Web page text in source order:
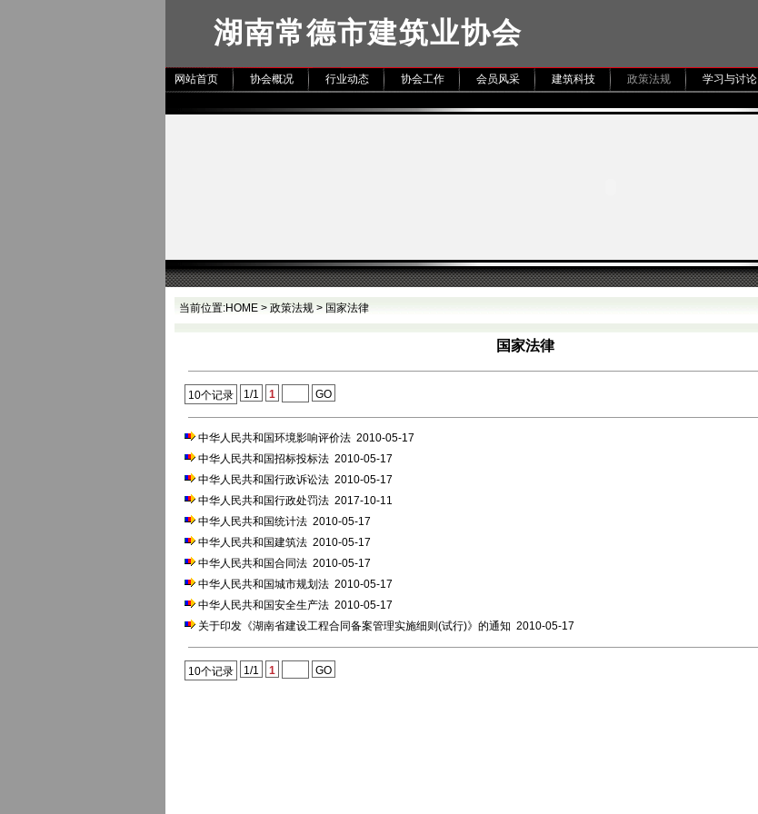
湖南常德市建筑业协会
网站首页 协会概况 行业动态 协会工作 会员风采 建筑科技 政策法规 学习与讨论
当前位置:HOME > 政策法规 > 国家法律
国家法律
10个记录 1/1 1 GO
中华人民共和国环境影响评价法 2010-05-17
中华人民共和国招标投标法 2010-05-17
中华人民共和国行政诉讼法 2010-05-17
中华人民共和国行政处罚法 2017-10-11
中华人民共和国统计法 2010-05-17
中华人民共和国建筑法 2010-05-17
中华人民共和国合同法 2010-05-17
中华人民共和国城市规划法 2010-05-17
中华人民共和国安全生产法 2010-05-17
关于印发《湖南省建设工程合同备案管理实施细则(试行)》的通知 2010-05-17
10个记录 1/1 1 GO